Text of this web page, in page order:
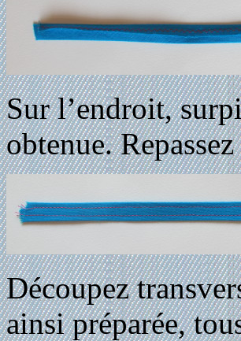
Sur l’endroit,
obtenue.
Découpez
ainsi préparée,